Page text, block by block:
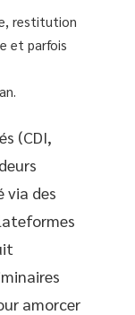
restitution
et parfois
(CDI,
via des
amorcer